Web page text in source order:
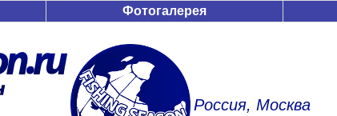
Фотогалерея
Россия, Москва